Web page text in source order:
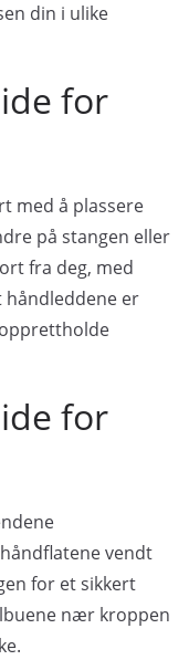
din i ulike
for
med å plassere
på stangen eller
fra deg, med
er
for
vendt
for et sikkert
nær kroppen